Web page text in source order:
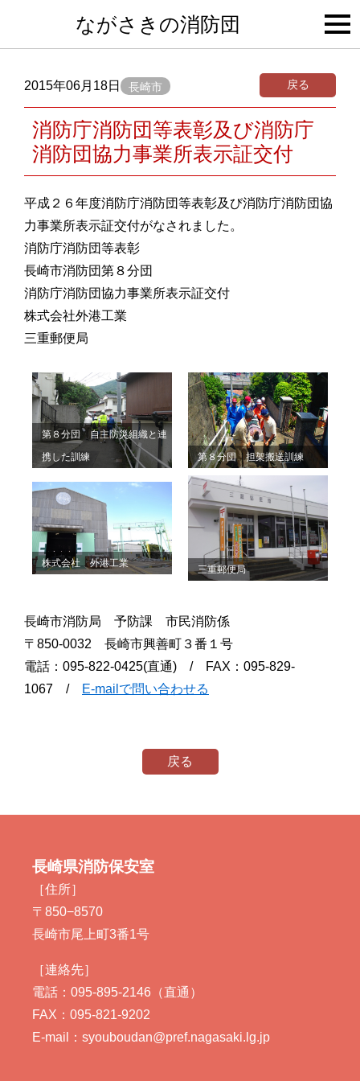
ながさきの消防団
2015年06月18日 長崎市 戻る
消防庁消防団等表彰及び消防庁
消防団協力事業所表示証交付
平成２６年度消防庁消防団等表彰及び消防庁消防団協
力事業所表示証交付がなされました。
消防庁消防団等表彰
長崎市消防団第８分団
消防庁消防団協力事業所表示証交付
株式会社外港工業
三重郵便局
第８分団 自主防災組織と連
携した訓練
第８分団 担架搬送訓練
株式会社 外港工業
三重郵便局
長崎市消防局 予防課 市民消防係
〒850-0032 長崎市興善町３番１号
電話：095-822-0425(直通) / FAX：095-829-
1067 /
E-mailで問い合わせる
戻る
長崎県消防保安室
［住所］
〒850−8570
長崎市尾上町3番1号
［連絡先］
電話：095-895-2146（直通）
FAX：095-821-9202
E-mail：syouboudan@pref.nagasaki.lg.jp